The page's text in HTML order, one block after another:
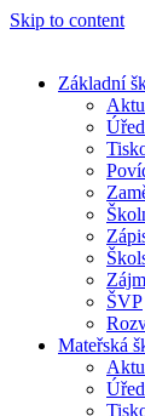
Skip to content
Základní
ŠVP
Mateřská